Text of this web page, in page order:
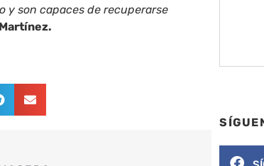
y son capaces de recuperarse